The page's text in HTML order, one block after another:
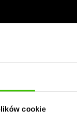
cookie